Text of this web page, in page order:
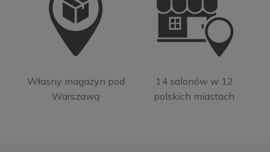
Własny magazyn pod
Warszawą
14 salonów w 12
polskich miastach